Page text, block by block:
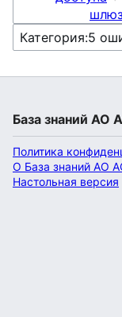
База знаний АО
Политика
О База знаний АО
Настольная версия